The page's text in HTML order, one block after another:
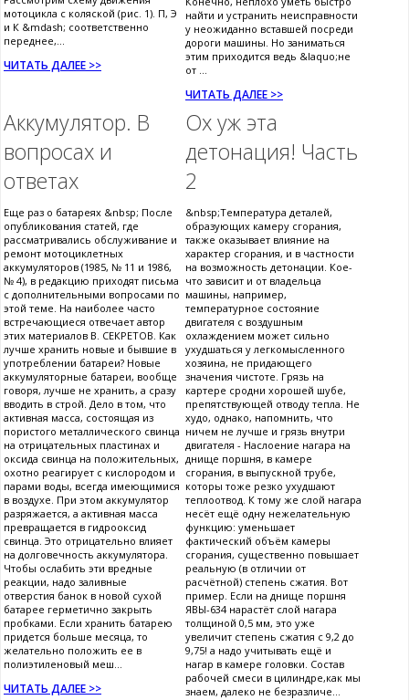
мотоцикла с коляской (рис. 1). П, Э
и К &mdash; соответственно
переднее,...
ЧИТАТЬ ДАЛЕЕ >>
найти и устранить неисправности
у неожиданно вставшей посреди
дороги машины. Но заниматься
этим приходится ведь &laquo;не
от ...
ЧИТАТЬ ДАЛЕЕ >>
Аккумулятор. В
вопросах и
ответах
Еще раз о батареях &nbsp; После
опубликования статей, где
рассматривались обслуживание и
ремонт мотоциклетных
аккумуляторов (1985, № 11 и 1986,
№ 4), в редакцию приходят письма
с дополнительными вопросами по
этой теме. На наиболее часто
встречающиеся отвечает автор
этих материалов В. СЕКРЕТОВ. Как
лучше хранить новые и бывшие в
употреблении батареи? Новые
аккумуляторные батареи, вообще
говоря, лучше не хранить, а сразу
вводить в строй. Дело в том, что
активная масса, состоящая из
пористого металлического свинца
на отрицательных пластинах и
оксида свинца на положительных,
охотно реагирует с кислородом и
парами воды, всегда имеющимися
в воздухе. При этом аккумулятор
разряжается, а активная масса
превращается в гидрооксид
свинца. Это отрицательно влияет
на долговечность аккумулятора.
Чтобы ослабить эти вредные
реакции, надо заливные
отверстия банок в новой сухой
батарее герметично закрыть
пробками. Если хранить батарею
придется больше месяца, то
желательно положить ее в
полиэтиленовый меш...
ЧИТАТЬ ДАЛЕЕ >>
Ох уж эта
детонация! Часть
2
&nbsp;Температура деталей,
образующих камеру сгорания,
также оказывает влияние на
характер сгорания, и в частности
на возможность детонации. Кое-
что зависит и от владельца
машины, например,
температурное состояние
двигателя с воздушным
охлаждением может сильно
ухудшаться у легкомысленного
хозяина, не придающего
значения чистоте. Грязь на
картере сродни хорошей шубе,
препятствующей отводу тепла. Не
худо, однако, напомнить, что
ничем не лучше и грязь внутри
двигателя - Наслоение нагара на
днище поршня, в камере
сгорания, в выпускной трубе,
которы тоже резко ухудшают
теплоотвод. К тому же слой нагара
несёт ещё одну нежелательную
функцию: уменьшает
фактический объём камеры
сгорания, существенно повышает
реальную (в отличии от
расчётной) степень сжатия. Вот
пример. Если на днище поршня
ЯВЫ-634 нарастёт слой нагара
толщиной 0,5 мм, это уже
увеличит степень сжатия с 9,2 до
9,75! а надо учитывать ещё и
нагар в камере головки. Состав
рабочей смеси в цилиндре,как мы
знаем, далеко не безразличе...